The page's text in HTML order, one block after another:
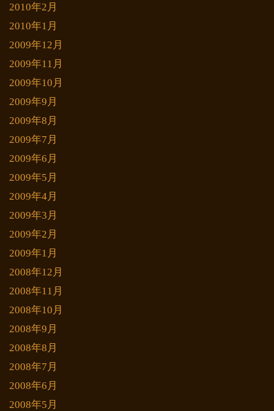
2010年2月
2010年1月
2009年12月
2009年11月
2009年10月
2009年9月
2009年8月
2009年7月
2009年6月
2009年5月
2009年4月
2009年3月
2009年2月
2009年1月
2008年12月
2008年11月
2008年10月
2008年9月
2008年8月
2008年7月
2008年6月
2008年5月